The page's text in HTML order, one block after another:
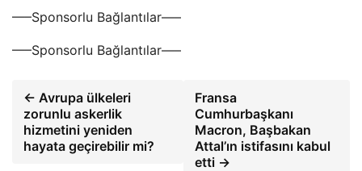
—–Sponsorlu Bağlantılar—–
—–Sponsorlu Bağlantılar—–
← Avrupa ülkeleri
zorunlu askerlik
hizmetini yeniden
hayata geçirebilir mi?
Fransa
Cumhurbaşkanı
Macron, Başbakan
Attal’ın istifasını kabul
etti →